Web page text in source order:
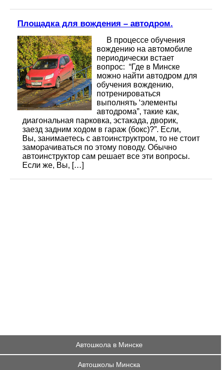
Площадка для вождения – автодром.
В процессе обучения
вождению на автомобиле
периодически встает
вопрос: “Где в Минске
можно найти автодром для
обучения вождению,
потренироваться
выполнять ‘элементы
автодрома”, такие как,
диагональная парковка, эстакада, дворик,
заезд задним ходом в гараж (бокс)?”. Если,
Вы, занимаетесь с автоинструктром, то не стоит
заморачиваться по этому поводу. Обычно
автоинструктор сам решает все эти вопросы.
Если же, Вы, […]
Автошкола в Минске
Автошколы Минска